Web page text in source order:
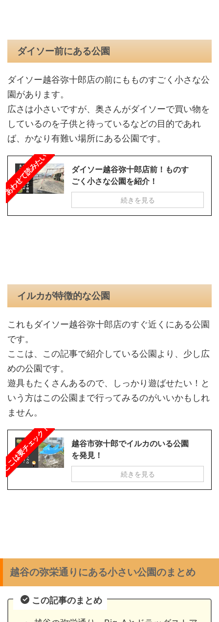
ダイソー前にある公園
ダイソー越谷弥十郎店の前にもものすごく小さな公
園があります。
広さは小さいですが、奥さんがダイソーで買い物を
しているのを子供と待っているなどの目的であれ
ば、かなり有難い場所にある公園です。
あわせて読みたい
ダイソー越谷弥十郎店前！ものす
ごく小さな公園を紹介！
続きを見る
イルカが特徴的な公園
これもダイソー越谷弥十郎店のすぐ近くにある公園
です。
ここは、この記事で紹介している公園より、少し広
めの公園です。
遊具もたくさんあるので、しっかり遊ばせたい！と
いう方はこの公園まで行ってみるのがいいかもしれ
ません。
ここは要チェック！
越谷市弥十郎でイルカのいる公園
を発見！
続きを見る
越谷の弥栄通りにある小さい公園のまとめ
この記事のまとめ